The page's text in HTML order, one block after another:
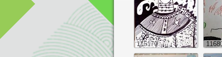
115179